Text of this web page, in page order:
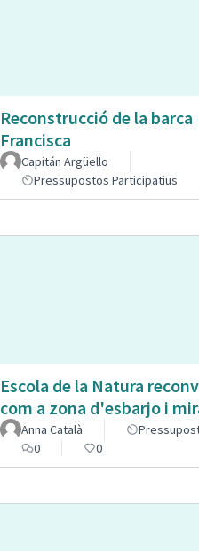
Reconstrucció de la barca
Francisca
Capitán Argüello
Pressupostos Participatius
Escola de la Natura
com a zona d'esbarjo i
Anna Català
0
0